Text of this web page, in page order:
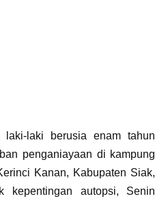
laki-laki berusia enam tahun
penganiayaan di kampung
Kanan, Kabupaten Siak,
kepentingan autopsi, Senin